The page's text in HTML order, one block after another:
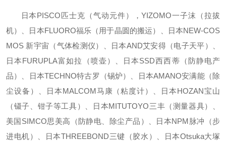
日本PISCO匹士克（气动元件），YIZOMO一子沫（拉拔
机）、日本FLUORO福乐（用于晶圆的搬运）、日本NEW-COS
MOS 新宇宙（气体检测仪）、日本AND艾安得（电子天平）、
日本FURUPLA富如拉（喷壶）、日本SSD西西蒂（防静电产
品）、日本TECHNO特古罗（锡炉）、日本AMANO安满能（除
尘设备）、日本MALCOM马康（粘度计）、日本HOZAN宝山
（镊子、钳子等工具）、日本MITUTOYO三丰（测量器具）、
美国SIMCO思美高（防静电、除尘产品）、日本NPM脉冲（步
进电机）、日本THREEBOND三键（胶水）、日本Otsuka大塚